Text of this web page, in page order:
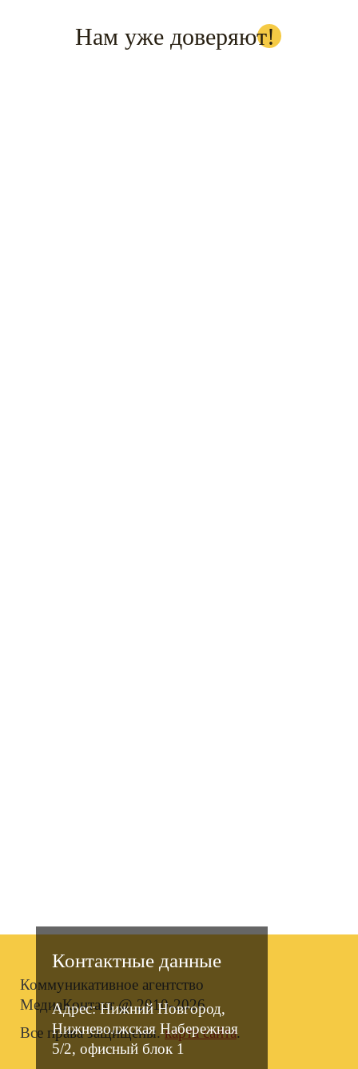
Нам уже доверяют!
Контактные данные
Адрес: Нижний Новгород,
Нижневолжская Набережная
5/2, офисный блок 1
Коммуникативное агентство
МедиаКонтакт @ 2010-2026.
Все права защищены.карта сайта.